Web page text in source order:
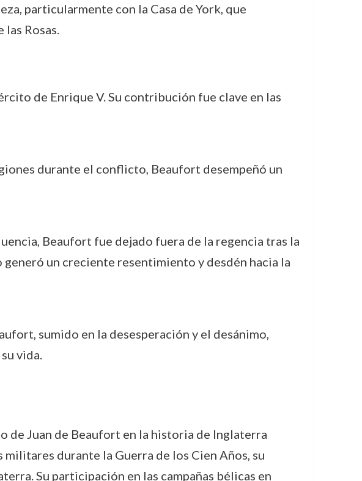
particularmente con la Casa de York, que
Rosas.
de Enrique V. Su contribución fue clave en las
durante el conflicto, Beaufort desempeñó un
Beaufort fue dejado fuera de la regencia tras la
un creciente resentimiento y desdén hacia la
sumido en la desesperación y el desánimo,
vida.
de Juan de Beaufort en la historia de Inglaterra
durante la Guerra de los Cien Años, su
Su participación en las campañas bélicas en